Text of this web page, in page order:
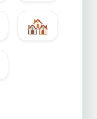
🏘️